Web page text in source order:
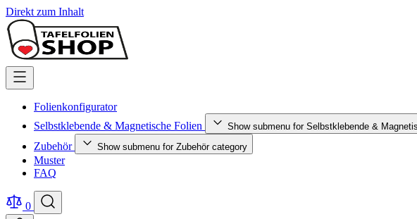
Direkt zum Inhalt
Folienkonfigurator
Selbstklebende & Magnetische Folien
Show submenu for Selbstklebende &
Zubehör Show submenu for Zubehör category
Muster
FAQ
0